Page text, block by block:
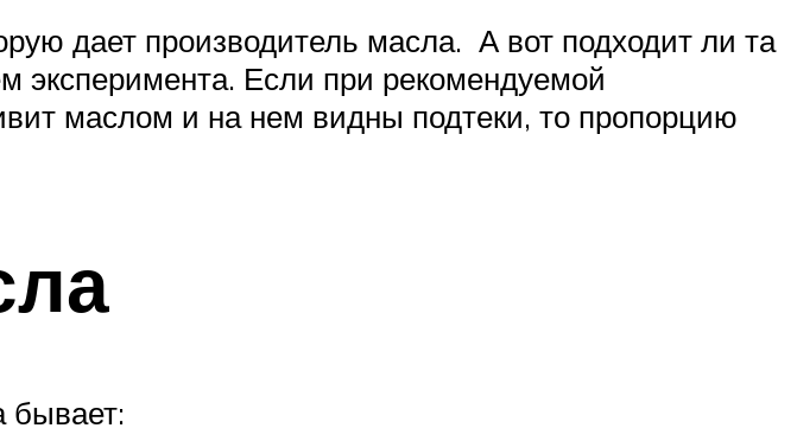
дает производитель масла. А вот подходит ли та
эксперимента. Если при рекомендуемой
маслом и на нем видны подтеки, то пропорцию
бывает: